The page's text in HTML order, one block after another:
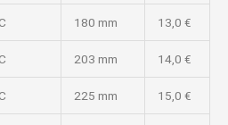
180 mm 13,0 €
203 mm 14,0 €
225 mm 15,0 €